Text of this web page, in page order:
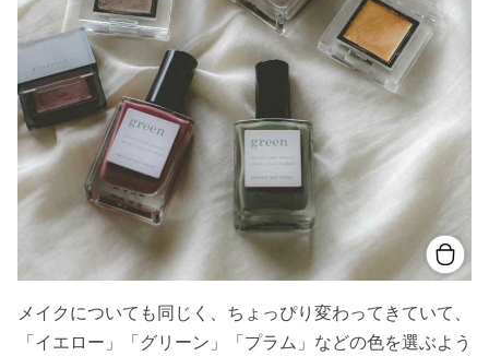
メイクについても同じく、ちょっぴり変わってきていて、
「イエロー」「グリーン」「プラム」などの色を選ぶよう